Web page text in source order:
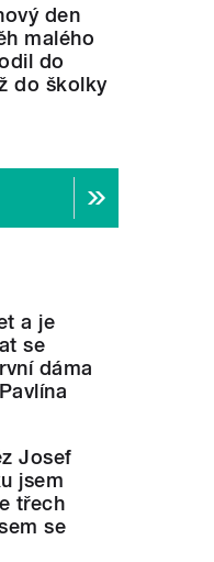
den
malého
do
do školky
a je
se
dáma
Josef
jsem
třech
se